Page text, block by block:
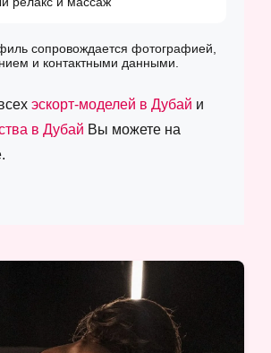
сопровождается фотографией,
и контактными данными.
эскорт-моделей в Дубай и
в Дубай Вы можете на